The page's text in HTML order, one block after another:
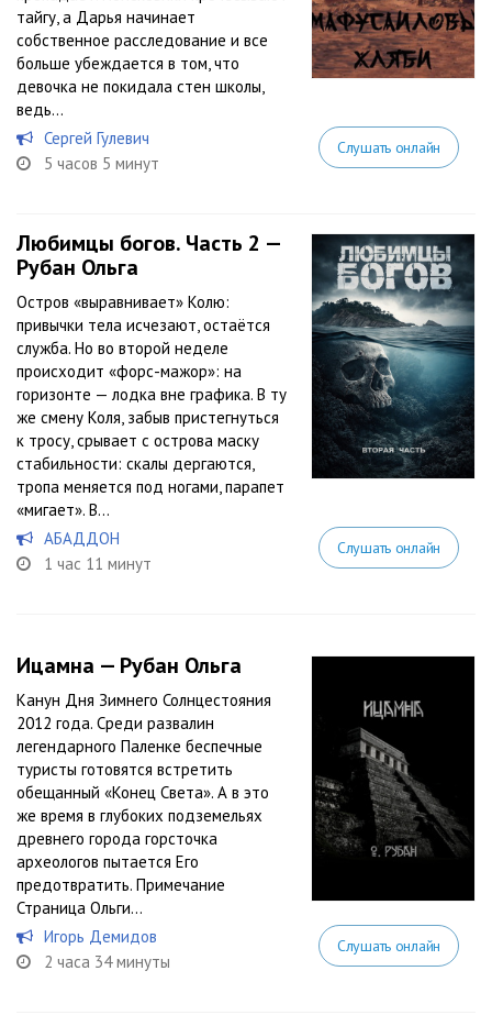
тайгу, а Дарья начинает
собственное расследование и все
больше убеждается в том, что
девочка не покидала стен школы,
ведь...
Сергей Гулевич
5 часов 5 минут
Слушать онлайн
Любимцы богов. Часть 2 —
Рубан Ольга
Остров «выравнивает» Колю:
привычки тела исчезают, остаётся
служба. Но во второй неделе
происходит «форс-мажор»: на
горизонте — лодка вне графика. В ту
же смену Коля, забыв пристегнуться
к тросу, срывает с острова маску
стабильности: скалы дергаются,
тропа меняется под ногами, парапет
«мигает». В...
АБАДДОН
1 час 11 минут
Слушать онлайн
Ицамна — Рубан Ольга
Канун Дня Зимнего Солнцестояния
2012 года. Среди развалин
легендарного Паленке беспечные
туристы готовятся встретить
обещанный «Конец Света». А в это
же время в глубоких подземельях
древнего города горсточка
археологов пытается Его
предотвратить. Примечание
Страница Ольги...
Игорь Демидов
2 часа 34 минуты
Слушать онлайн